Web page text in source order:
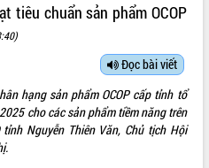
tiêu chuẩn sản phẩm OCOP
Đọc bài viết
hạng sản phẩm OCOP cấp tỉnh tổ
cho các sản phẩm tiềm năng trên
Nguyễn Thiên Văn, Chủ tịch Hội